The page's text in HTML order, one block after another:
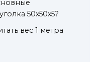
50х50х5?
вес 1 метра